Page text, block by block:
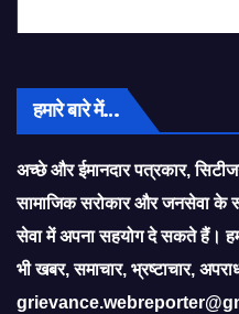
हमारे बारे में…
अच्छे और ईमानदार पत्रकार,
सामाजिक सरोकार और जनसेवा के
सेवा में अपना सहयोग दे सकते हैं।
भी खबर, समाचार, भ्रष्टाचार,